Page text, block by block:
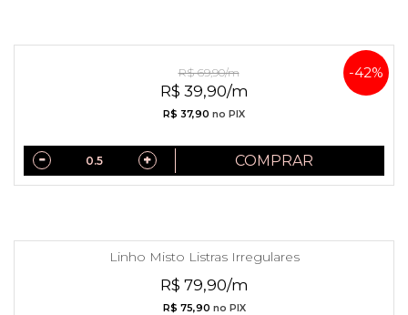
R$ 39,90/m
R$ 69,90/m -42%
R$ 37,90 no PIX
COMPRAR
Linho Misto Listras Irregulares
R$ 79,90/m
R$ 75,90 no PIX